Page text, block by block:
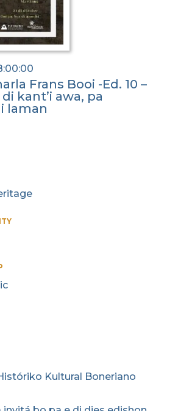
Frans Booi -Ed. 10 –
kant’i awa, pa
laman
Kultural Boneriano